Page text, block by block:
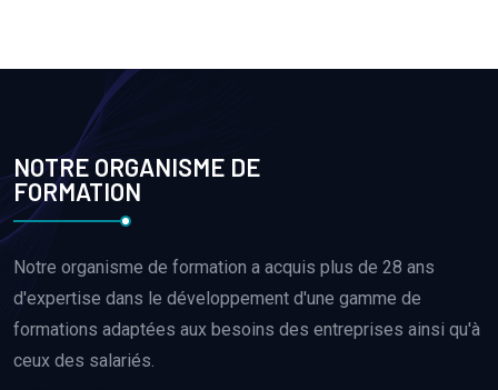
NOTRE ORGANISME DE
FORMATION
Notre organisme de formation a acquis plus de 28 ans
d'expertise dans le développement d'une gamme de
formations adaptées aux besoins des entreprises ainsi qu'à
ceux des salariés.